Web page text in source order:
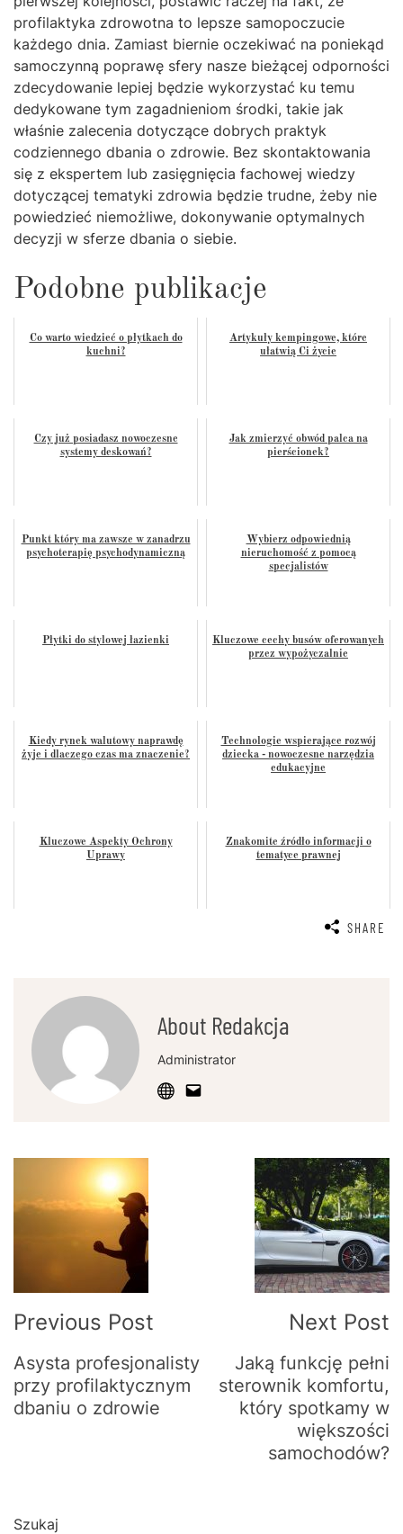
profilaktyka zdrowotna to lepsze samopoczucie
każdego dnia. Zamiast biernie oczekiwać na poniekąd
samoczynną poprawę sfery nasze bieżącej odporności
zdecydowanie lepiej będzie wykorzystać ku temu
dedykowane tym zagadnieniom środki, takie jak
właśnie zalecenia dotyczące dobrych praktyk
codziennego dbania o zdrowie. Bez skontaktowania
się z ekspertem lub zasięgnięcia fachowej wiedzy
dotyczącej tematyki zdrowia będzie trudne, żeby nie
powiedzieć niemożliwe, dokonywanie optymalnych
decyzji w sferze dbania o siebie.
Podobne publikacje
Co warto wiedzieć o płytkach do
kuchni?
Artykuły kempingowe, które
ułatwią Ci życie
Czy już posiadasz nowoczesne
systemy deskowań?
Jak zmierzyć obwód palca na
pierścionek?
Punkt który ma zawsze w zanadrzu
psychoterapię psychodynamiczną
Wybierz odpowiednią
nieruchomość z pomocą
specjalistów
Płytki do stylowej łazienki
Kluczowe cechy busów oferowanych
przez wypożyczalnie
Kiedy rynek walutowy naprawdę
żyje i dlaczego czas ma znaczenie?
Technologie wspierające rozwój
dziecka - nowoczesne narzędzia
edukacyjne
Kluczowe Aspekty Ochrony
Uprawy
Znakomite źródło informacji o
tematyce prawnej
SHARE
About Redakcja
Administrator
Navigation
Previous Post
Asysta profesjonalisty
przy profilaktycznym
dbaniu o zdrowie
Next Post
Jaką funkcję pełni
sterownik komfortu,
który spotkamy w
większości
samochodów?
Szukaj